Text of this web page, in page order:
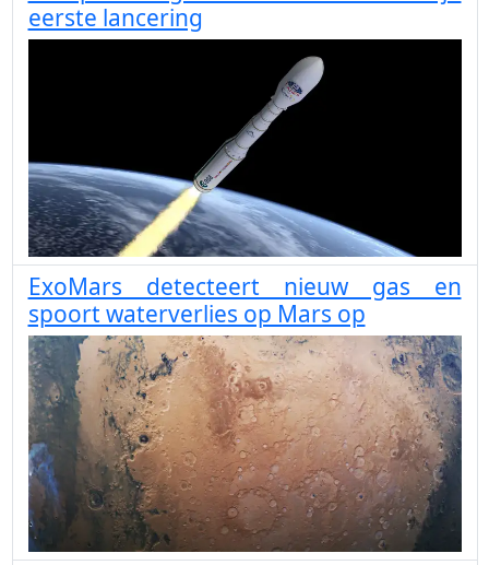
eerste lancering
ExoMars detecteert nieuw gas en
spoort waterverlies op Mars op